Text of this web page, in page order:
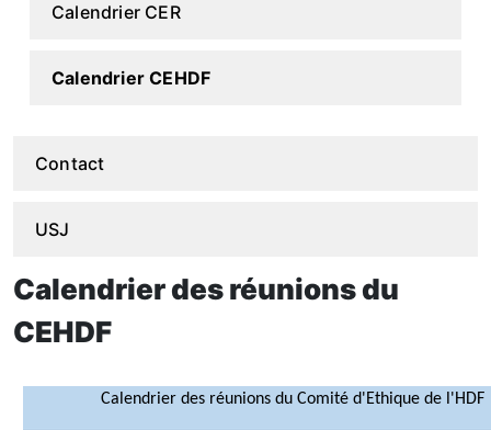
Calendrier CER
Calendrier CEHDF
Contact
USJ
Calendrier des réunions du
CEHDF
Calendrier des réunions du Comité d'Ethique de l'HDF